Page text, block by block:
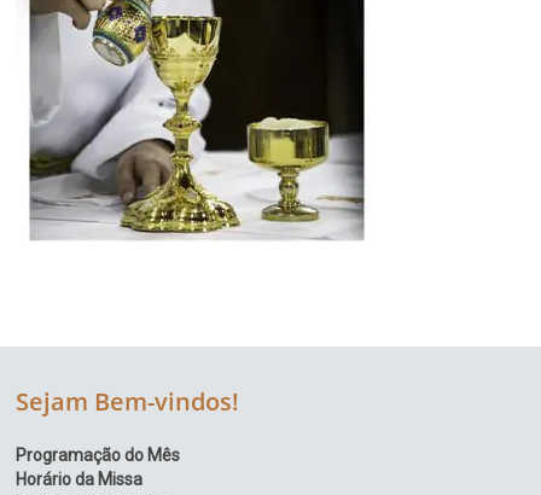
Sejam Bem-vindos!
Programação do Mês
Horário da Missa